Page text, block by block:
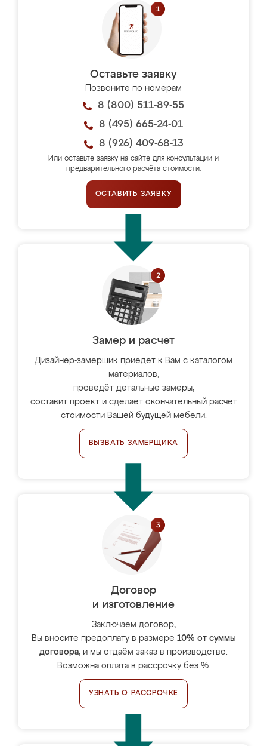
Оставьте заявку
Позвоните по номерам
8 (800) 511-89-55
8 (495) 665-24-01
8 (926) 409-68-13
Или оставьте заявку на сайте для консультации и
предварительного расчёта стоимости.
ОСТАВИТЬ ЗАЯВКУ
Замер и расчет
Дизайнер-замерщик приедет к Вам с каталогом
материалов,
проведёт детальные замеры,
составит проект и сделает окончательный расчёт
стоимости Вашей будущей мебели.
ВЫЗВАТЬ ЗАМЕРЩИКА
Договор
и изготовление
Заключаем договор,
Вы вносите предоплату в размере 10% от суммы
договора, и мы отдаём заказ в производство.
Возможна оплата в рассрочку без %.
УЗНАТЬ О РАССРОЧКЕ